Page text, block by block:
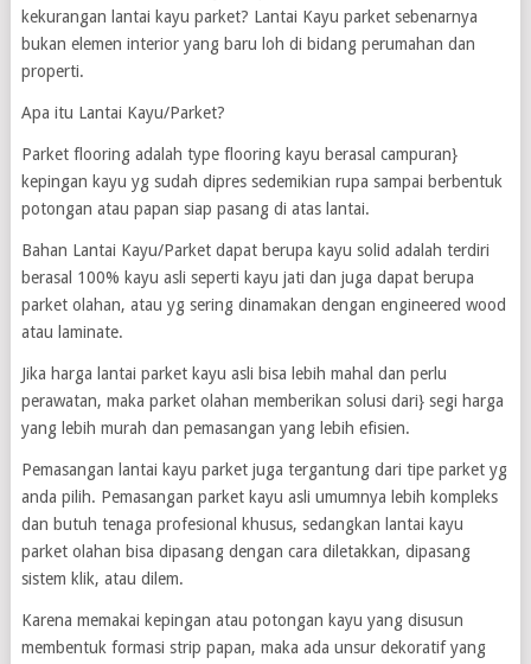
kekurangan lantai kayu parket? Lantai Kayu parket sebenarnya
bukan elemen interior yang baru loh di bidang perumahan dan
properti.
Apa itu Lantai Kayu/Parket?
Parket flooring adalah type flooring kayu berasal campuran}
kepingan kayu yg sudah dipres sedemikian rupa sampai berbentuk
potongan atau papan siap pasang di atas lantai.
Bahan Lantai Kayu/Parket dapat berupa kayu solid adalah terdiri
berasal 100% kayu asli seperti kayu jati dan juga dapat berupa
parket olahan, atau yg sering dinamakan dengan engineered wood
atau laminate.
Jika harga lantai parket kayu asli bisa lebih mahal dan perlu
perawatan, maka parket olahan memberikan solusi dari} segi harga
yang lebih murah dan pemasangan yang lebih efisien.
Pemasangan lantai kayu parket juga tergantung dari tipe parket yg
anda pilih. Pemasangan parket kayu asli umumnya lebih kompleks
dan butuh tenaga profesional khusus, sedangkan lantai kayu
parket olahan bisa dipasang dengan cara diletakkan, dipasang
sistem klik, atau dilem.
Karena memakai kepingan atau potongan kayu yang disusun
membentuk formasi strip papan, maka ada unsur dekoratif yang